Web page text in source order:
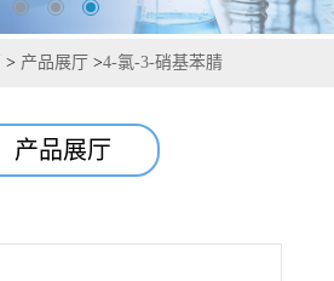
> 产品展厅 >4-氯-3-硝基苯腈
产品展厅